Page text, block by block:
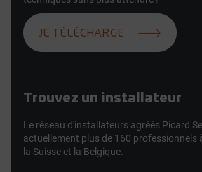
JE TÉLÉCHARGE
Trouvez un installateur
Le réseau d'installateurs agréés Picard
actuellement plus de 160 professionnels
la Suisse et la Belgique.